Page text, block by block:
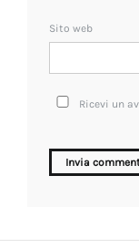
Sito web
Ricevi un